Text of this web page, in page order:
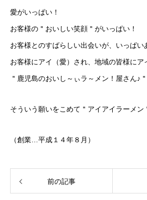
愛がいっぱい！
お客様の＂おいしい笑顔＂がいっぱい！
お客様とのすばらしい出会いが、いっぱい
お客様にアイ（愛）され、地域の皆様にア
＂鹿児島のおいし～ぃラ～メン！屋さん♪
そういう願いをこめて＂アイアイラーメン
（創業…平成１４年８月）
前の記事